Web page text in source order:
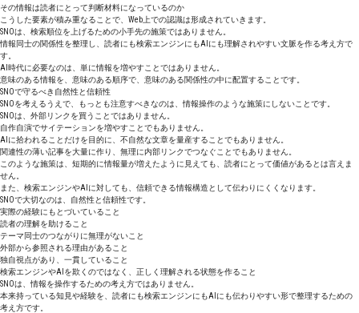
その情報は読者にとって判断材料になっているのか
こうした要素が積み重なることで、Web上での認識は形成されていきます。
SNOは、検索順位を上げるための小手先の施策ではありません。
情報同士の関係性を整理し、読者にも検索エンジンにもAIにも理解されやすい文脈を作る考え方で
す。
AI時代に必要なのは、単に情報を増やすことではありません。
意味のある情報を、意味のある順序で、意味のある関係性の中に配置することです。
SNOで守るべき自然性と信頼性
SNOを考えるうえで、もっとも注意すべきなのは、情報操作のような施策にしないことです。
SNOは、外部リンクを買うことではありません。
自作自演でサイテーションを増やすことでもありません。
AIに拾われることだけを目的に、不自然な文章を量産することでもありません。
関連性の薄い記事を大量に作り、無理に内部リンクでつなぐことでもありません。
このような施策は、短期的に情報量が増えたように見えても、読者にとって価値があるとは言えま
せん。
また、検索エンジンやAIに対しても、信頼できる情報構造として伝わりにくくなります。
SNOで大切なのは、自然性と信頼性です。
実際の経験にもとづいていること
読者の理解を助けること
テーマ同士のつながりに無理がないこと
外部から参照される理由があること
独自視点があり、一貫していること
検索エンジンやAIを欺くのではなく、正しく理解される状態を作ること
SNOは、情報を操作するための考え方ではありません。
本来持っている知見や経験を、読者にも検索エンジンにもAIにも伝わりやすい形で整理するための
考え方です。